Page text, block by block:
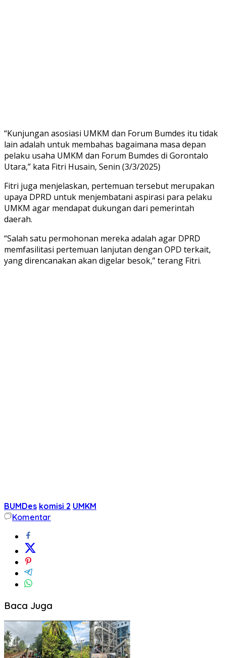
“Kunjungan asosiasi UMKM dan Forum Bumdes itu tidak
lain adalah untuk membahas bagaimana masa depan
pelaku usaha UMKM dan Forum Bumdes di Gorontalo
Utara,” kata Fitri Husain, Senin (3/3/2025)
Fitri juga menjelaskan, pertemuan tersebut merupakan
upaya DPRD untuk menjembatani aspirasi para pelaku
UMKM agar mendapat dukungan dari pemerintah
daerah.
“Salah satu permohonan mereka adalah agar DPRD
memfasilitasi pertemuan lanjutan dengan OPD terkait,
yang direncanakan akan digelar besok,” terang Fitri.
BUMDes komisi 2 UMKM
Komentar
Baca Juga